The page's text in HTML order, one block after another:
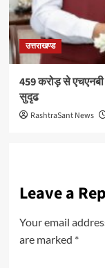
उत्तराखण्ड
459 करोड़ से एचएनबी
सुदृढ
RashtraSant News
Leave a
Your email
are marked *